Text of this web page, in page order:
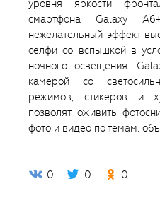
уровня яркости
смартфона Galaxy
нежелательный эффект
селфи со вспышкой в
ночного освещения.
камерой со
режимов, стикеров и
позволят оживить
фото и видео по темам.
0 0 0